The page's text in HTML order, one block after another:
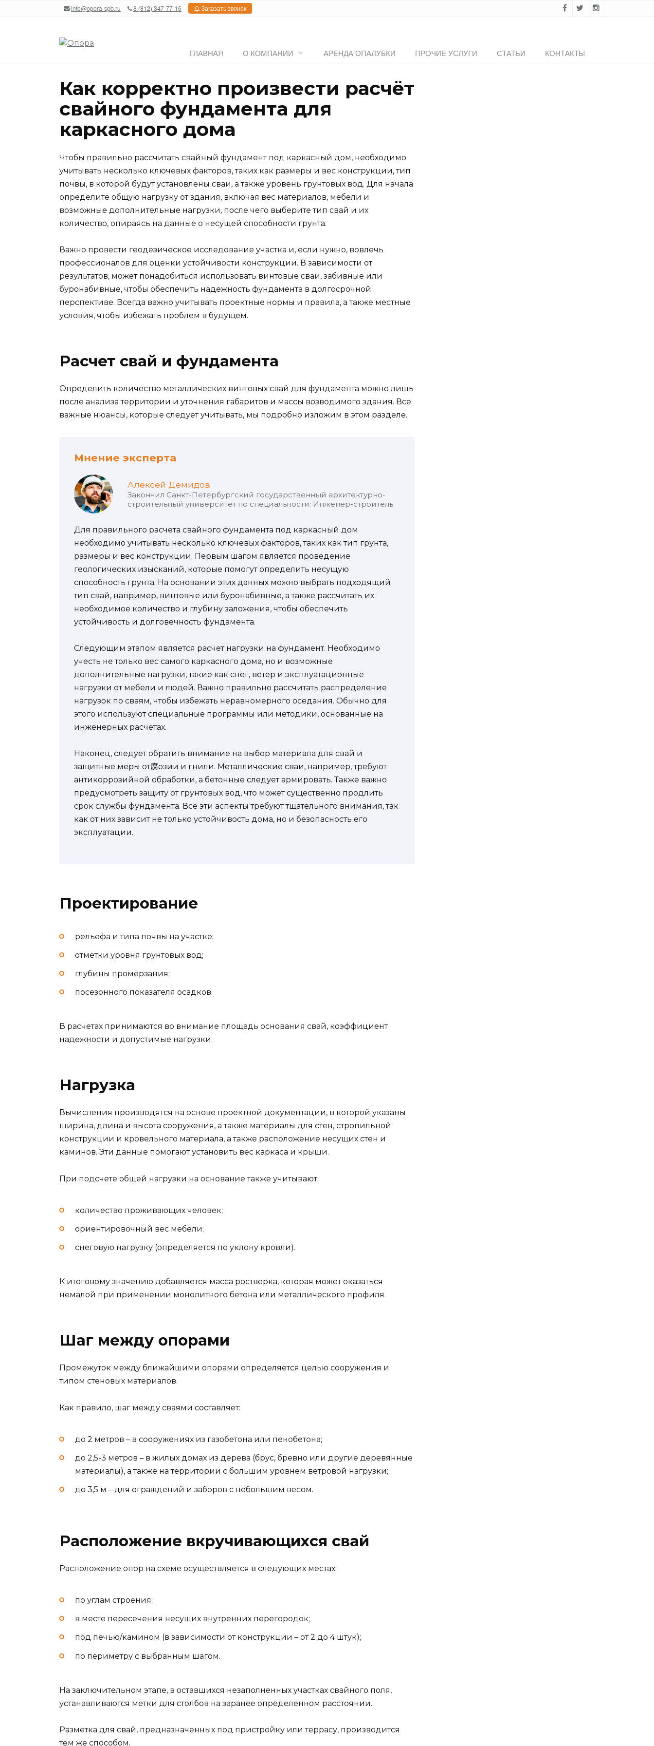
info@opora-spb.ru 8 (812) 347-77-16 Заказать звонок
ГЛАВНАЯ О КОМПАНИИ АРЕНДА ОПАЛУБКИ ПРОЧИЕ УСЛУГИ СТАТЬИ КОНТАКТЫ
Как корректно произвести расчёт
свайного фундамента для
каркасного дома
Чтобы правильно рассчитать свайный фундамент под каркасный дом, необходимо
учитывать несколько ключевых факторов, таких как размеры и вес конструкции, тип
почвы, в которой будут установлены сваи, а также уровень грунтовых вод. Для начала
определите общую нагрузку от здания, включая вес материалов, мебели и
возможные дополнительные нагрузки, после чего выберите тип свай и их
количество, опираясь на данные о несущей способности грунта.
Важно провести геодезическое исследование участка и, если нужно, вовлечь
профессионалов для оценки устойчивости конструкции. В зависимости от
результатов, может понадобиться использовать винтовые сваи, забивные или
буронабивные, чтобы обеспечить надежность фундамента в долгосрочной
перспективе. Всегда важно учитывать проектные нормы и правила, а также местные
условия, чтобы избежать проблем в будущем.
Расчет свай и фундамента
Определить количество металлических винтовых свай для фундамента можно лишь
после анализа территории и уточнения габаритов и массы возводимого здания. Все
важные нюансы, которые следует учитывать, мы подробно изложим в этом разделе.
Мнение эксперта
Алексей Демидов
Закончил Санкт-Петербургский государственный архитектурно-
строительный университет по специальности: Инженер-строитель
Для правильного расчета свайного фундамента под каркасный дом
необходимо учитывать несколько ключевых факторов, таких как тип грунта,
размеры и вес конструкции. Первым шагом является проведение
геологических изысканий, которые помогут определить несущую
способность грунта. На основании этих данных можно выбрать подходящий
тип свай, например, винтовые или буронабивные, а также рассчитать их
необходимое количество и глубину заложения, чтобы обеспечить
устойчивость и долговечность фундамента.
Следующим этапом является расчет нагрузки на фундамент. Необходимо
учесть не только вес самого каркасного дома, но и возможные
дополнительные нагрузки, такие как снег, ветер и эксплуатационные
нагрузки от мебели и людей. Важно правильно рассчитать распределение
нагрузок по сваям, чтобы избежать неравномерного оседания. Обычно для
этого используют специальные программы или методики, основанные на
инженерных расчетах.
Наконец, следует обратить внимание на выбор материала для свай и
защитные меры от腐озии и гнили. Металлические сваи, например, требуют
антикоррозийной обработки, а бетонные следует армировать. Также важно
предусмотреть защиту от грунтовых вод, что может существенно продлить
срок службы фундамента. Все эти аспекты требуют тщательного внимания, так
как от них зависит не только устойчивость дома, но и безопасность его
эксплуатации.
Проектирование
рельефа и типа почвы на участке;
отметки уровня грунтовых вод;
глубины промерзания;
посезонного показателя осадков.
В расчетах принимаются во внимание площадь основания свай, коэффициент
надежности и допустимые нагрузки.
Нагрузка
Вычисления производятся на основе проектной документации, в которой указаны
ширина, длина и высота сооружения, а также материалы для стен, стропильной
конструкции и кровельного материала, а также расположение несущих стен и
каминов. Эти данные помогают установить вес каркаса и крыши.
При подсчете общей нагрузки на основание также учитывают:
количество проживающих человек;
ориентировочный вес мебели;
снеговую нагрузку (определяется по уклону кровли).
К итоговому значению добавляется масса ростверка, которая может оказаться
немалой при применении монолитного бетона или металлического профиля.
Шаг между опорами
Промежуток между ближайшими опорами определяется целью сооружения и
типом стеновых материалов.
Как правило, шаг между сваями составляет:
до 2 метров – в сооружениях из газобетона или пенобетона;
до 2,5-3 метров – в жилых домах из дерева (брус, бревно или другие деревянные
материалы), а также на территории с большим уровнем ветровой нагрузки;
до 3,5 м – для ограждений и заборов с небольшим весом.
Расположение вкручивающихся свай
Расположение опор на схеме осуществляется в следующих местах:
по углам строения;
в месте пересечения несущих внутренних перегородок;
под печью/камином (в зависимости от конструкции – от 2 до 4 штук);
по периметру с выбранным шагом.
На заключительном этапе, в оставшихся незаполненных участках свайного поля,
устанавливаются метки для столбов на заранее определенном расстоянии.
Разметка для свай, предназначенных под пристройку или террасу, производится
тем же способом.